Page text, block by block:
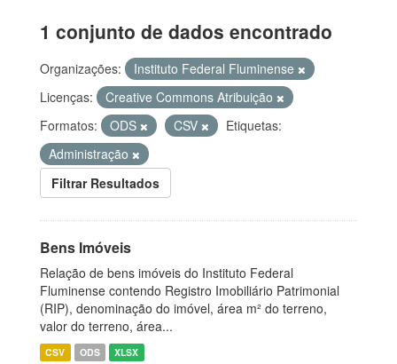
1 conjunto de dados encontrado
Organizações:
Instituto Federal Fluminense
Licenças:
Creative Commons Atribuição
Formatos:
ODS CSV
Etiquetas:
Administração
Filtrar Resultados
Bens Imóveis
Relação de bens imóveis do Instituto Federal
Fluminense contendo Registro Imobiliário Patrimonial
(RIP), denominação do imóvel, área m² do terreno,
valor do terreno, área...
CSV ODS XLSX